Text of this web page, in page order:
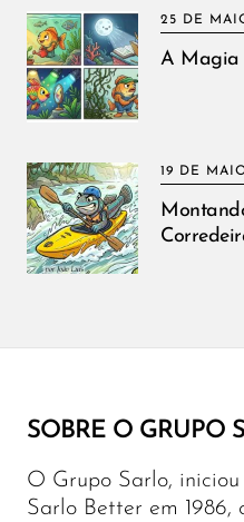
25 DE
A Magia
19 DE
SOBRE O GRUPO
O Grupo Sarlo,
Sarlo Better em 1986,